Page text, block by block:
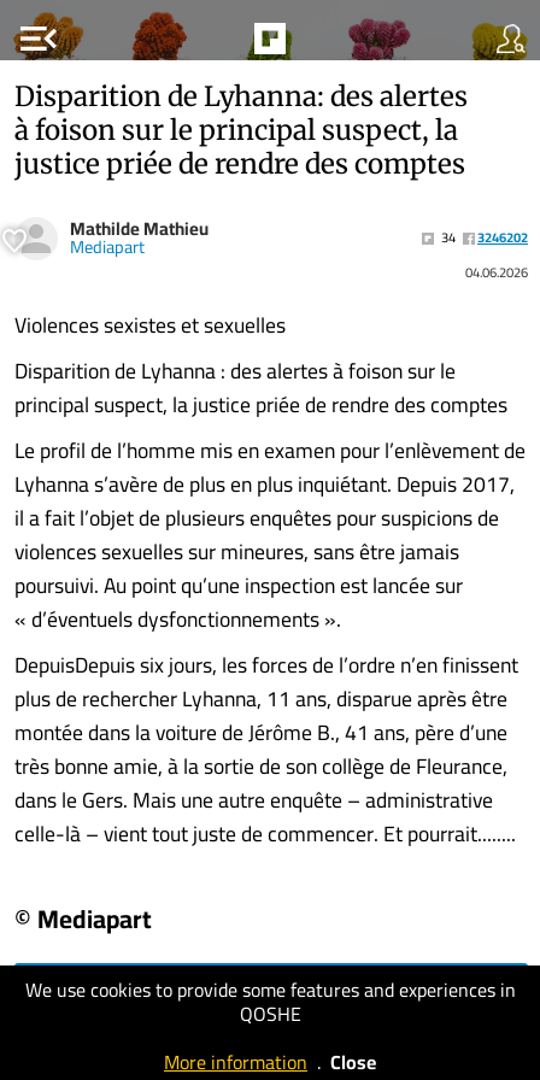
menu_open
We use cookies to provide some features and experiences in
QOSHE
More information . Close
Disparition de Lyhanna: des alertes
à foison sur le principal suspect, la
justice priée de rendre des comptes
Mathilde Mathieu
Mediapart 34
3246202
04.06.2026
Violences sexistes et sexuelles
Disparition de Lyhanna : des alertes à foison sur le
principal suspect, la justice priée de rendre des comptes
Le profil de l’homme mis en examen pour l’enlèvement de
Lyhanna s’avère de plus en plus inquiétant. Depuis 2017,
il a fait l’objet de plusieurs enquêtes pour suspicions de
violences sexuelles sur mineures, sans être jamais
poursuivi. Au point qu’une inspection est lancée sur
« d’éventuels dysfonctionnements ».
DepuisDepuis six jours, les forces de l’ordre n’en finissent
plus de rechercher Lyhanna, 11 ans, disparue après être
montée dans la voiture de Jérôme B., 41 ans, père d’une
très bonne amie, à la sortie de son collège de Fleurance,
dans le Gers. Mais une autre enquête – administrative
celle-là – vient tout juste de commencer. Et pourrait........
© Mediapart
visit website